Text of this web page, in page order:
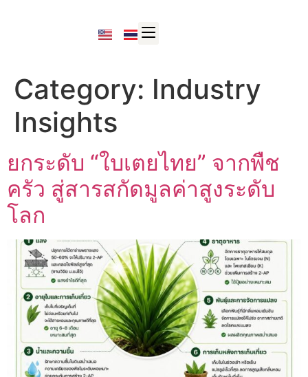
Category: Industry
Insights
ยกระดับ “ใบเตยไทย” จากพืช
ครัว สู่สารสกัดมูลค่าสูงระดับ
โลก